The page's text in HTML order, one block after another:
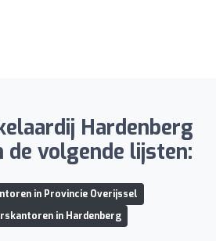
Hardenberg
de volgende lijsten:
in Provincie Overijssel
in Hardenberg